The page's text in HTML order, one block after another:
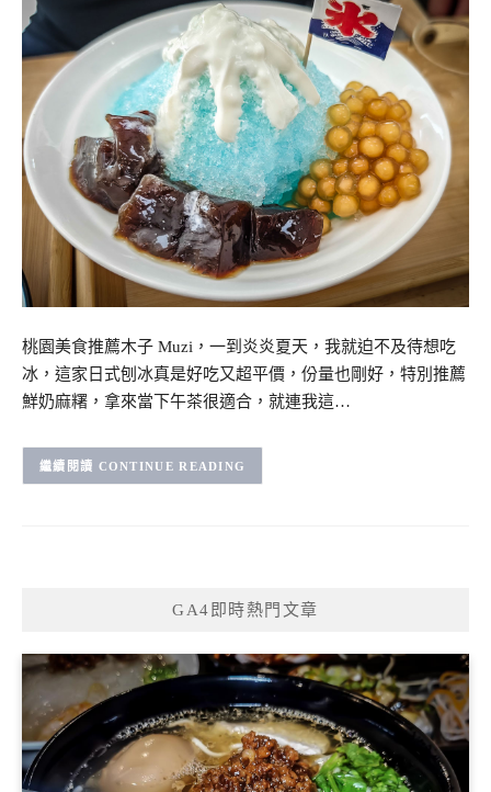
桃園美食推薦木子 Muzi，一到炎炎夏天，我就迫不及待想吃
冰，這家日式刨冰真是好吃又超平價，份量也剛好，特別推薦
鮮奶麻糬，拿來當下午茶很適合，就連我這…
CONTINUE READING
GA4即時熱門文章